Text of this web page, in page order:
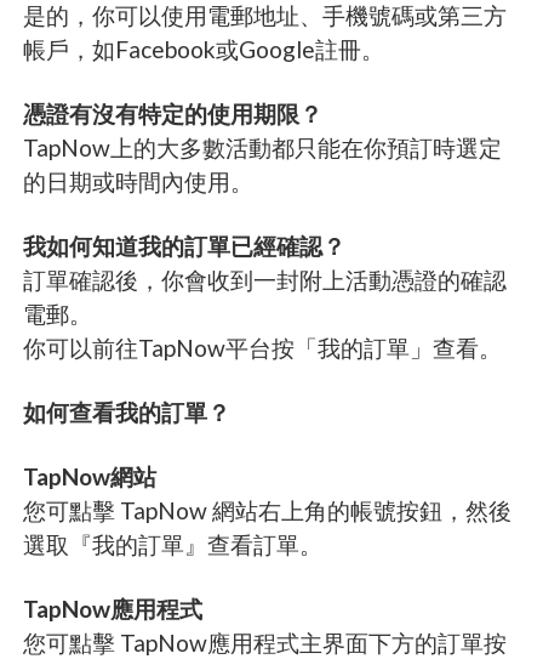
是的，你可以使用電郵地址、手機號碼或第三方
帳戶，如Facebook或Google註冊。
憑證有沒有特定的使用期限？
TapNow上的大多數活動都只能在你預訂時選定
的日期或時間內使用。
我如何知道我的訂單已經確認？
訂單確認後，你會收到一封附上活動憑證的確認
電郵。
你可以前往TapNow平台按「我的訂單」查看。
如何查看我的訂單？
TapNow網站
您可點擊 TapNow 網站右上角的帳號按鈕，然後
選取『我的訂單』查看訂單。
TapNow應用程式
您可點擊 TapNow應用程式主界面下方的訂單按